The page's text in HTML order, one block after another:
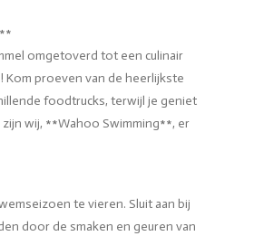
omgetoverd tot een culinair
proeven van de heerlijkste
foodtrucks, terwijl je geniet
zijn wij, **Wahoo Swimming**, er
te vieren. Sluit aan bij
door de smaken en geuren van